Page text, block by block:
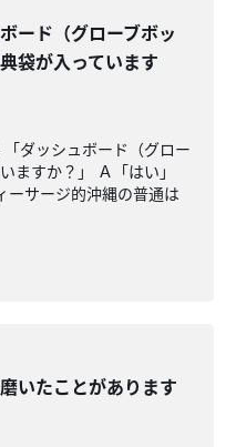
ボード（グローブボッ
袋が入っています
ダッシュボード（グロー
ますか？」 Ａ「はい」
ーサージ的沖縄の普通は
磨いたことがあります